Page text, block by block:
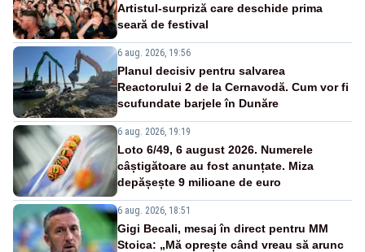
Artistul-surpriză care deschide prima
seară de festival
6 aug. 2026, 19:56
Planul decisiv pentru salvarea
Reactorului 2 de la Cernavodă. Cum vor fi
scufundate barjele în Dunăre
6 aug. 2026, 19:19
Loto 6/49, 6 august 2026. Numerele
câștigătoare au fost anunțate. Miza
depășește 9 milioane de euro
6 aug. 2026, 18:51
Gigi Becali, mesaj în direct pentru MM
Stoica: „Mă oprește când vreau să arunc